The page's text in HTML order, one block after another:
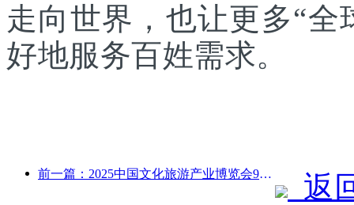
走向世界，也让更多“
好地服务百姓需求。
前一篇：2025中国文化旅游产业博览会9月12日至14日在武汉举办
返